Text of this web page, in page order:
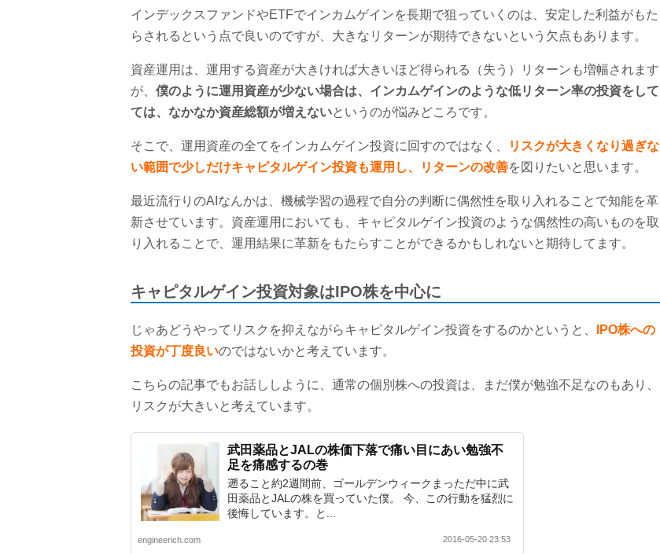
インデックスファンドやETFでインカムゲインを長期で狙っていくのは、安定した利益がもた
らされるという点で良いのですが、大きなリターンが期待できないという欠点もあります。
資産運用は、運用する資産が大きければ大きいほど得られる（失う）リターンも増幅されます
が、 僕のように運用資産が少ない場合は、インカムゲインのような低リターン率の投資をして
ては、なかなか資産総額が増えないというのが悩みどころです。
そこで、運用資産の全てをインカムゲイン投資に回すのではなく、
リスクが大きくなり過ぎな
い範囲で少しだけキャピタルゲイン投資も運用し、リターンの改善を図りたいと思います。
最近流行りのAIなんかは、機械学習の過程で自分の判断に偶然性を取り入れることで知能を革
新させています。資産運用においても、キャピタルゲイン投資のような偶然性の高いものを取
り入れることで、運用結果に革新をもたらすことができるかもしれないと期待してます。
キャピタルゲイン投資対象はIPO株を中心に
じゃあどうやってリスクを抑えながらキャピタルゲイン投資をするのかというと、
IPO株への
投資が丁度良いのではないかと考えています。
こちらの記事でもお話ししように、通常の個別株への投資は、まだ僕が勉強不足なのもあり、
リスクが大きいと考えています。
武田薬品とJALの株価下落で痛い目にあい勉強不
足を痛感するの巻
遡ること約2週間前、ゴールデンウィークまっただ中に武
田薬品とJALの株を買っていた僕。 今、この行動を猛烈に
後悔しています。と...
engineerich.com 2016-05-20 23:53